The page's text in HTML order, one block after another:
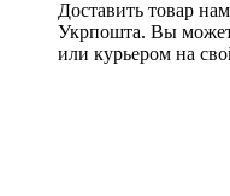
Доставить товар
Укрпошта. Вы
или курьером на